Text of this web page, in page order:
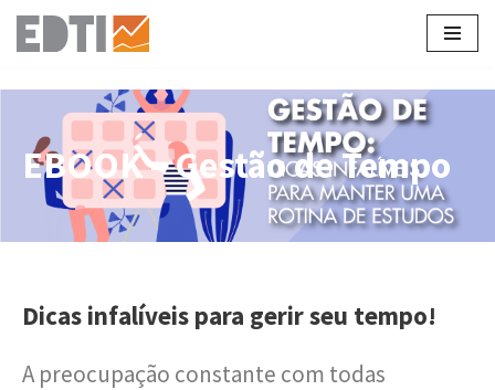
Pular
para
conteúdo
EBOOK – Gestão de Tempo
Dicas infalíveis para gerir seu tempo!
A preocupação constante com todas